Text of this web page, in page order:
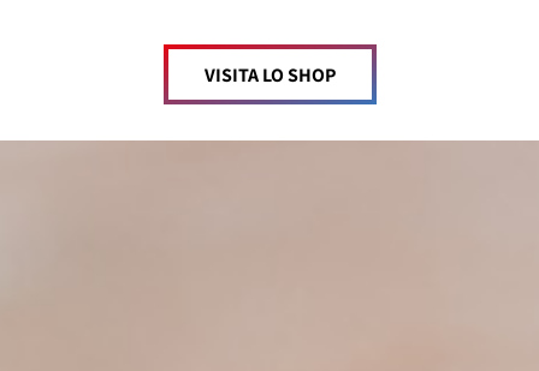
VISITA LO SHOP